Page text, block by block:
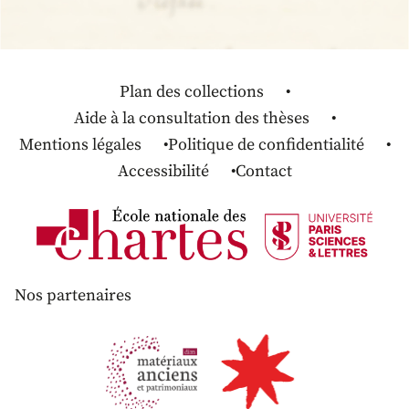
Plan des collections
Aide à la consultation des thèses
Mentions légales
Politique de confidentialité
Accessibilité
Contact
Nos partenaires